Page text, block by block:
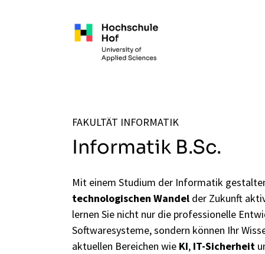
FAKULTÄT INFORMATIK
Informatik B.Sc.
Mit einem Studium der Informatik
technologischen Wandel der Zukunft
lernen Sie nicht nur die professionelle
Softwaresysteme, sondern können Ihr
aktuellen Bereichen wie KI, IT-Sicherheit